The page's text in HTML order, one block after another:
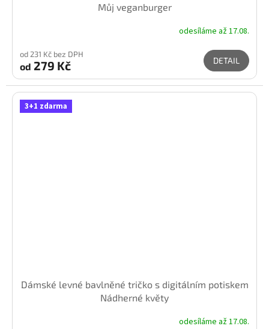
Můj veganburger
odesíláme až 17.08.
od 231 Kč bez DPH
od 279 Kč DETAIL
3+1 zdarma
Dámské levné bavlněné tričko s digitálním potiskem
Nádherné květy
odesíláme až 17.08.